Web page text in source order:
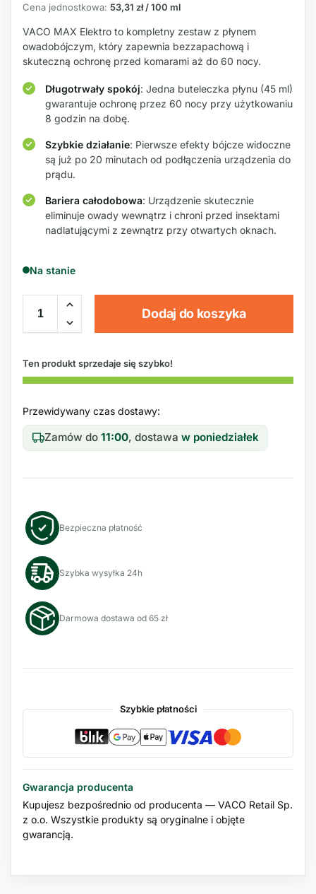
Cena jednostkowa: 53,31 zł / 100 ml
VACO MAX Elektro to kompletny zestaw z płynem
owadobójczym, który zapewnia bezzapachową i
skuteczną ochronę przed komarami aż do 60 nocy.
Długotrwały spokój: Jedna buteleczka płynu (45 ml)
gwarantuje ochronę przez 60 nocy przy użytkowaniu
8 godzin na dobę.
Szybkie działanie: Pierwsze efekty bójcze widoczne
są już po 20 minutach od podłączenia urządzenia do
prądu.
Bariera całodobowa: Urządzenie skutecznie
eliminuje owady wewnątrz i chroni przed insektami
nadlatującymi z zewnątrz przy otwartych oknach.
Na stanie
Dodaj do koszyka
Ten produkt sprzedaje się szybko!
Przewidywany czas dostawy:
Zamów do 11:00, dostawa w poniedziałek
Bezpieczna płatność
Szybka wysyłka 24h
Darmowa dostawa od 65 zł
Szybkie płatności
Gwarancja producenta
Kupujesz bezpośrednio od producenta — VACO Retail Sp.
z o.o. Wszystkie produkty są oryginalne i objęte
gwarancją.